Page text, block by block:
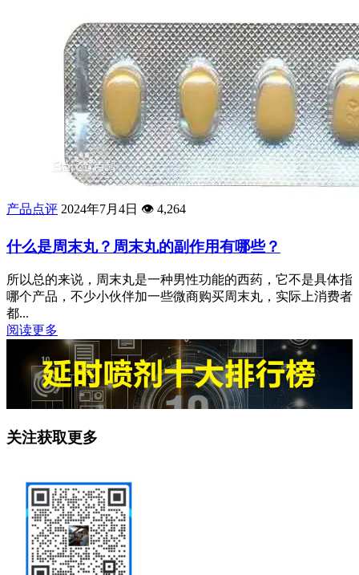
产品点评 2024年7月4日 👁️ 4,264
什么是周末丸？周末丸的副作用有哪些？
所以总的来说，周末丸是一种男性功能的西药，它不是具体指
哪个产品，不少小伙伴加一些微商购买周末丸，实际上消费者
都...
阅读更多
关注获取更多